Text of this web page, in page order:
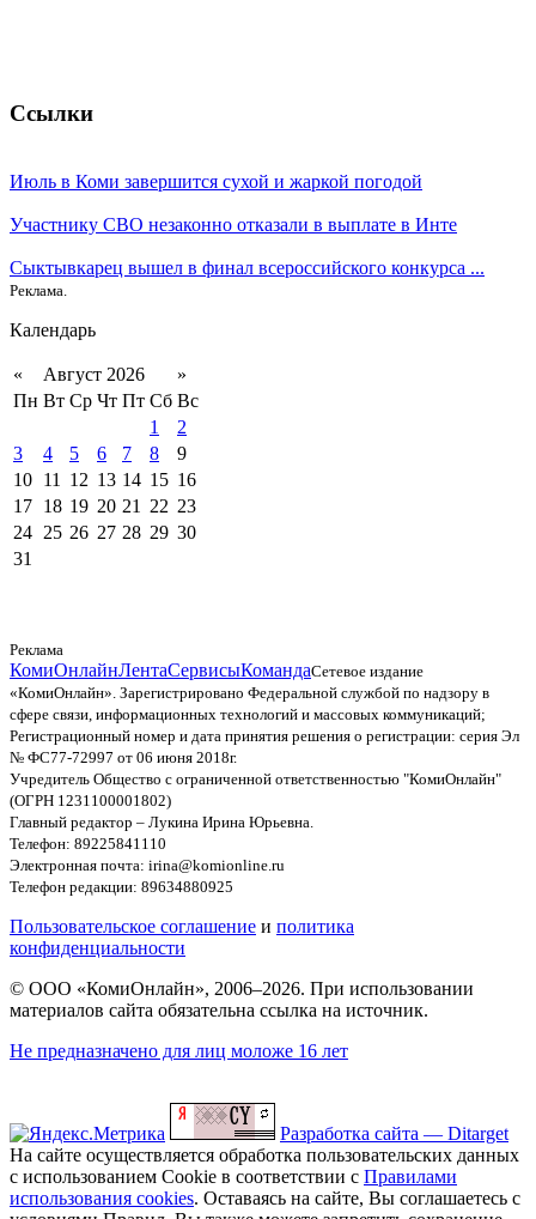
Ссылки
Июль в Коми завершится сухой и жаркой погодой
Участнику СВО незаконно отказали в выплате в Инте
Сыктывкарец вышел в финал всероссийского конкурса ...
Реклама.
Календарь
« Август 2026
»
Пн Вт Ср Чт Пт Сб Вс
1
2
3
4 5 6 7 8
9
10 11 12 13 14 15 16
17 18 19 20 21 22 23
24 25 26 27 28 29 30
31
Реклама
КомиОнлайнЛентаСервисыКомандаСетевое издание
«КомиОнлайн». Зарегистрировано Федеральной службой по надзору в
сфере связи, информационных технологий и массовых коммуникаций;
Регистрационный номер и дата принятия решения о регистрации: серия Эл
№ ФС77-72997 от 06 июня 2018г.
Учредитель Общество с ограниченной ответственностью "КомиОнлайн"
(ОГРН 1231100001802)
Главный редактор – Лукина Ирина Юрьевна.
Телефон: 89225841110
Электронная почта: irina@komionline.ru
Телефон редакции: 89634880925
Пользовательское соглашение и политика
конфиденциальности
© ООО «КомиОнлайн», 2006–2026. При использовании
материалов сайта обязательна ссылка на источник.
Не предназначено для лиц моложе 16 лет
Разработка сайта — Ditarget
На сайте осуществляется обработка пользовательских данных
с использованием Cookie в соответствии с Правилами
использования cookies. Оставаясь на сайте, Вы соглашаетесь с